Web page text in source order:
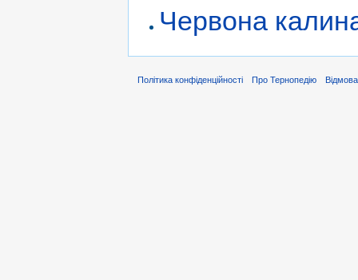
Червона
Політика конфіденційності Про Тернопедію Відмова